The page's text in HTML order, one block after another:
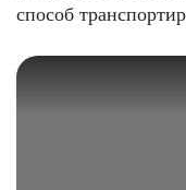
способ